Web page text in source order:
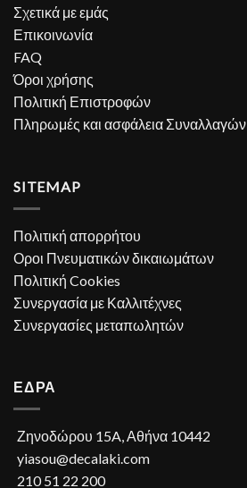
Σχετικά με εμάς
Επικοινωνία
FAQ
Όροι χρήσης
Πολιτική Επιστροφών
Πληρωμές και ασφάλεια Συναλλαγών
SITEMAP
Πολιτική απορρήτου
Οροι Πνευματικών δικαιωμάτων
Πολιτική Cookies
Συνεργασία με Καλλιτέχνες
Συνεργασίες μεταπωλητών
ΕΔΡΑ
Ζηνοδώρου 15A, Αθήνα 10442
yiasou@decalaki.com
210 51 22 200